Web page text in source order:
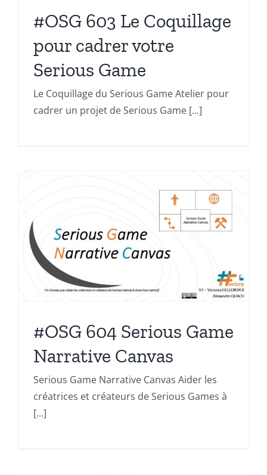
#OSG 603 Le Coquillage
pour cadrer votre
Serious Game
Le Coquillage du Serious Game Atelier pour
cadrer un projet de Serious Game [...]
#OSG 604 Serious Game
Narrative Canvas
Serious Game Narrative Canvas Aider les
créatrices et créateurs de Serious Games à
[...]